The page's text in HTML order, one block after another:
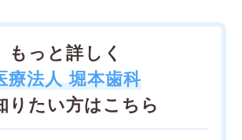
もっと詳しく
療法人 堀本歯科
りたい方はこちら